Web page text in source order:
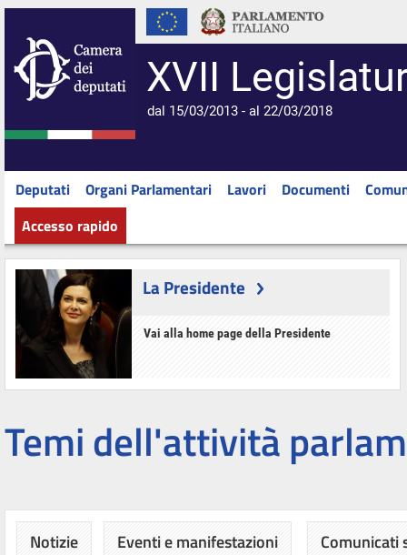
XVII
dal 15/03/2013 - al 22/03/2018
Deputati Organi Parlamentari Lavori Documenti
Accesso rapido
La Presidente
Vai alla home page della Presidente
Temi dell'attività
Notizie Eventi e manifestazioni Comunicati